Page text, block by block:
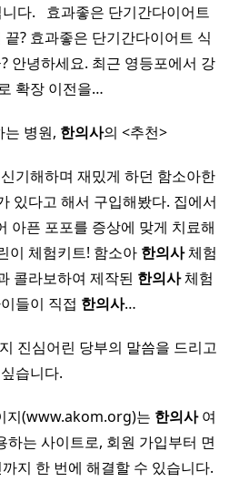
다. ​ ​ 효과좋은 단기간다이어트
? 효과좋은 단기간다이어트 식
안녕하세요. 최근 영등포에서 강
확장 이전을…
는 병원, 한의사의 <추천> ​ ​ ​ ​
기해하며 재밌게 하던 함소아한
있다고 해서 구입해봤다. 집에서
아픈 포포를 증상에 맞게 치료해
이 체험키트! 함소아 한의사체험
콜라보하여 제작된 한의사체험
들이 직접 한의사…
진심어린 당부의 말씀을 드리고
싶습니다. ​ ​
지(www.akom.org)는 한의사여
하는 사이트로, 회원 가입부터 면
지 한 번에 해결할 수 있습니다.